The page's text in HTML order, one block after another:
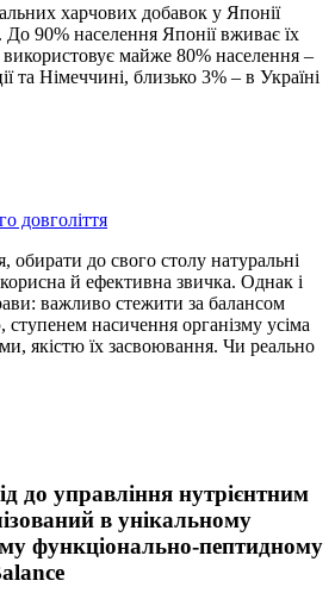
харчових добавок у Японії
До 90% населення Японії вживає їх
майже 80% населення –
Німеччині, близько 3% – в Україні
довголіття
обирати до свого столу натуральні
й ефективна звичка. Однак і
важливо стежити за балансом
ступенем насичення організму усіма
якістю їх засвоювання. Чи реально
до управління нутрієнтним
в унікальному
функціонально-пептидному